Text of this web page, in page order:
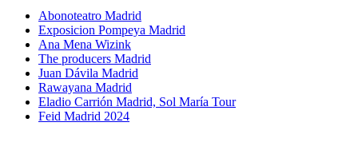
Abonoteatro Madrid
Exposicion Pompeya Madrid
Ana Mena Wizink
The producers Madrid
Juan Dávila Madrid
Rawayana Madrid
Eladio Carrión Madrid, Sol María Tour
Feid Madrid 2024